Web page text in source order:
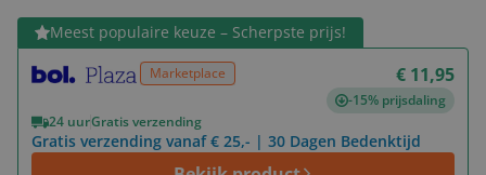
Meest populaire keuze – Scherpste prijs!
Marketplace € 11,95
-15% prijsdaling
24 uurGratis verzending
Gratis verzending vanaf € 25,- | 30 Dagen Bedenktijd
Bekijk product